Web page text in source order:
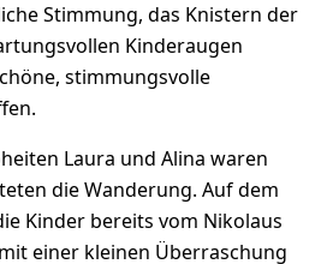
Stimmung, das Knistern der
Kinderaugen
stimmungsvolle
Laura und Alina waren
die Wanderung. Auf dem
Kinder bereits vom Nikolaus
einer kleinen Überraschung